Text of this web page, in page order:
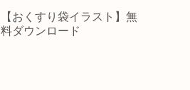
【おくすり袋イラスト】無
料ダウンロード